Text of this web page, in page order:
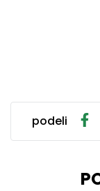
podeli